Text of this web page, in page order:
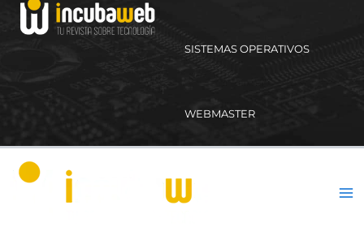
SISTEMAS OPERATIVOS
WEBMASTER